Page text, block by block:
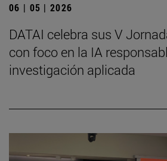
06 | 05 | 2026
DATAI celebra sus V
con foco en la IA
investigación aplicada